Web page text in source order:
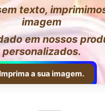
texto,
imagem
em nossos
personalizados.
Imprima a sua imagem.